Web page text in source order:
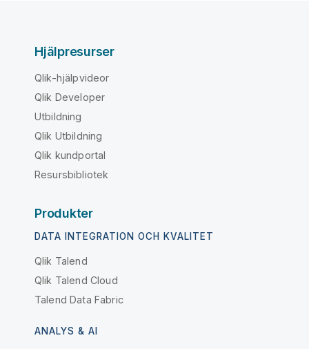
Hjälpresurser
Qlik-hjälpvideor
Qlik Developer
Utbildning
Qlik Utbildning
Qlik kundportal
Resursbibliotek
Produkter
DATA INTEGRATION OCH KVALITET
Qlik Talend
Qlik Talend Cloud
Talend Data Fabric
ANALYS & AI